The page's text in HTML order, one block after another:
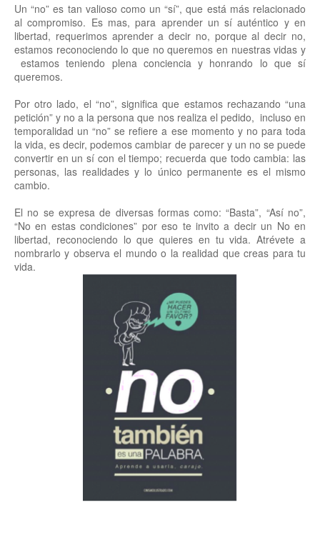
Un “no” es tan valioso como un “sí”, que está más relacionado
al compromiso. Es mas, para aprender un sí auténtico y en
libertad, requerimos aprender a decir no, porque al decir no,
estamos reconociendo lo que no queremos en nuestras vidas y
estamos teniendo plena conciencia y honrando lo que sí
queremos.
Por otro lado, el “no”, significa que estamos rechazando “una
petición” y no a la persona que nos realiza el pedido, incluso en
temporalidad un “no” se refiere a ese momento y no para toda
la vida, es decir, podemos cambiar de parecer y un no se puede
convertir en un sí con el tiempo; recuerda que todo cambia: las
personas, las realidades y lo único permanente es el mismo
cambio.
El no se expresa de diversas formas como: “Basta”, “Así no”,
“No en estas condiciones” por eso te invito a decir un No en
libertad, reconociendo lo que quieres en tu vida. Atrévete a
nombrarlo y observa el mundo o la realidad que creas para tu
vida.